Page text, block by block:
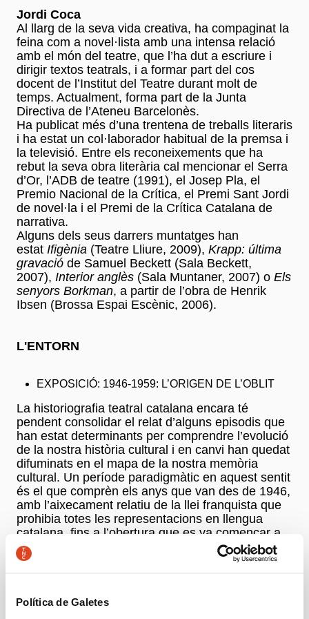
Política de Galetes
Jordi Coca
Al llarg de la seva vida creativa, ha compaginat la
feina com a novel·lista amb una intensa relació
amb el món del teatre, que l’ha dut a escriure i
dirigir textos teatrals, i a formar part del cos
docent de l’Institut del Teatre durant molt de
temps. Actualment, forma part de la Junta
Directiva de l’Ateneu Barcelonès.
Ha publicat més d’una trentena de treballs literaris
i ha estat un col·laborador habitual de la premsa i
la televisió. Entre els reconeixements que ha
rebut la seva obra literària cal mencionar el Serra
d’Or, l’ADB de teatre (1991), el Josep Pla, el
Premio Nacional de la Crítica, el Premi Sant Jordi
de novel·la i el Premi de la Crítica Catalana de
narrativa.
Alguns dels seus darrers muntatges han
estat Ifigènia (Teatre Lliure, 2009), Krapp: última
gravació de Samuel Beckett (Sala Beckett,
2007), Interior anglès (Sala Muntaner, 2007) o Els
senyors Borkman, a partir de l’obra de Henrik
Ibsen (Brossa Espai Escènic, 2006).
L'ENTORN
EXPOSICIÓ: 1946-1959: L’ORIGEN DE L’OBLIT
La historiografia teatral catalana encara té
pendent consolidar el relat d’alguns episodis que
han estat determinants per comprendre l’evolució
de la nostra història cultural i en canvi han quedat
difuminats en el mapa de la nostra memòria
cultural. Un període paradigmàtic en aquest sentit
és el que comprèn els anys que van des de 1946,
amb l’aixecament relatiu de la llei franquista que
prohibia totes les representacions en llengua
catalana, fins a l’obertura que es va començar a
percebre amb el «Plan de estabilización» de
1959.
Per això, en el context de l’epicentre «L’origen de
traçar les principals línies de la cartografia teatral
d’un moment de la nostra història en què es va